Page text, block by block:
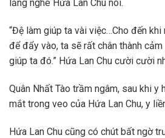
lắng nghe Hứa Lan Chu nói.
“Đệ làm giúp ta vài việc…Cho đến
để đẩy vào, ta sẽ rất chân thành
giúp ta đó.” Hứa Lan Chu cười cười
Quân Nhất Tào trầm ngâm, sau khi
mắt trong veo của Hứa Lan Chu, y
Hứa Lan Chu cũng có chút bất ngờ